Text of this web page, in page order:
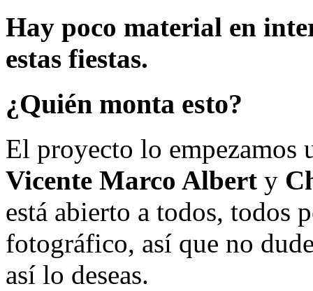
Hay poco material en
estas fiestas.
¿Quién monta esto?
El proyecto lo empezamos
Vicente Marco Albert y
está abierto a todos, todos
fotográfico, así que no
así lo deseas.